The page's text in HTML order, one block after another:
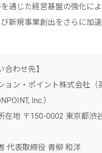
通じた経営基盤の強化に
新規事業創出をさらに加
合わせ先】
ョン・ポイント株式会社（
Inc.）
在地 〒150-0002 東京都渋
代表取締役 青柳 和洋